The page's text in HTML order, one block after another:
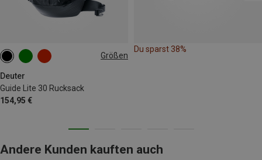
Größen
Deuter
Guide Lite 30 Rucksack
154,95 €
30L
Du sparst 38%
Andere Kunden kauften auch